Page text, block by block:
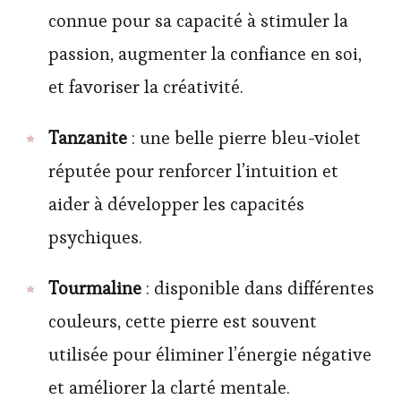
connue pour sa capacité à stimuler la
passion, augmenter la confiance en soi,
et favoriser la créativité.
Tanzanite : une belle pierre bleu-violet
réputée pour renforcer l’intuition et
aider à développer les capacités
psychiques.
Tourmaline : disponible dans différentes
couleurs, cette pierre est souvent
utilisée pour éliminer l’énergie négative
et améliorer la clarté mentale.